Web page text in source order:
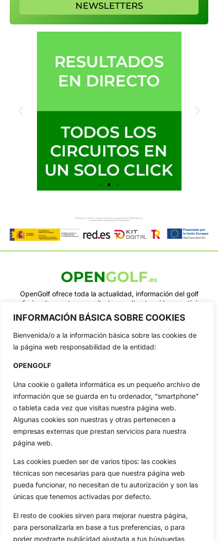
INFORMACIÓN BÁSICA SOBRE COOKIES
Bienvenida/o a la información básica sobre las cookies de
la página web responsabilidad de la entidad:
OPENGOLF
Una cookie o galleta informática es un pequeño archivo de
información que se guarda en tu ordenador, “smartphone”
o tableta cada vez que visitas nuestra página web.
Algunas cookies son nuestras y otras pertenecen a
empresas externas que prestan servicios para nuestra
página web.
Las cookies pueden ser de varios tipos: las cookies
técnicas son necesarias para que nuestra página web
pueda funcionar, no necesitan de tu autorización y son las
únicas que tenemos activadas por defecto.
El resto de cookies sirven para mejorar nuestra página,
para personalizarla en base a tus preferencias, o para
poder mostrarte publicidad ajustada a tus búsquedas,
NEWSLETTERS
OpenGolf ofrece toda la actualidad, información del golf
profesional y amateur, resultados en directo, vídeos, noticias,
Jon Rahm, LIV Golf, PGA Tour, Ryder Cup, DP World Tour, LPGA
Tour...
Categorias
Inicio
Actualidad
Circuitos
Especiales
Jon Rahm
Vídeos
De Interés
Compañía
Aviso Legal
Política de Privacidad
Política de Cookies
Publicidad
Newsletters
Copyright © 2025 OpenGolf | Diseño porTecnoQuatre